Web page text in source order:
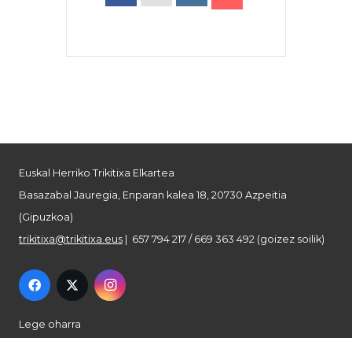
Euskal Herriko Trikitixa Elkartea
Basazabal Jauregia, Enparan kalea 18, 20730 Azpeitia
(Gipuzkoa)
trikitixa@trikitixa.eus | 657 794 217 / 669 363 492 (goizez soilik)
Lege oharra